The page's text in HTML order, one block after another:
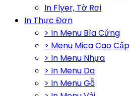
In Flyer, Tờ Rơi
In Thực Đơn
> In Menu Bìa Cứng
> Menu Mica Cao Cấp
> In Menu Nhựa
> In Menu Da
> In Menu Gỗ